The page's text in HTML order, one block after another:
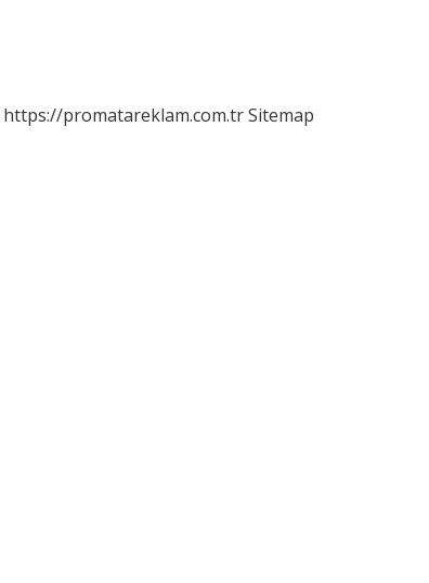
https://promatareklam.com.trSitemap